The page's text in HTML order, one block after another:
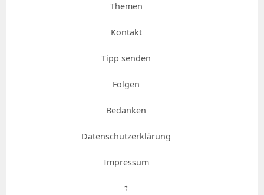
Themen
Kontakt
Tipp senden
Folgen
Bedanken
Datenschutzerklärung
Impressum
⇡